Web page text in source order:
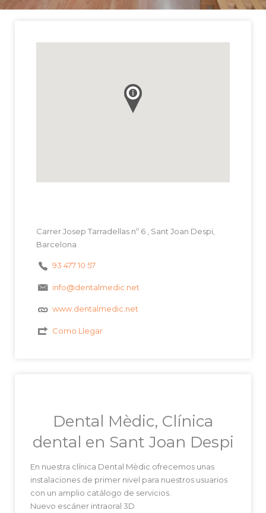
Carrer Josep Tarradellas nº 6 , Sant Joan Despi,
Barcelona
93 477 10 57
info@dentalmedic.net
www.dentalmedic.net
Como Llegar
Dental Mèdic, Clínica
dental en Sant Joan Despi
En nuestra clínica Dental Mèdic ofrecemos unas
instalaciones de primer nivel para nuestros usuarios
con un amplio catálogo de servicios.
Nuevo escáner intraoral 3D